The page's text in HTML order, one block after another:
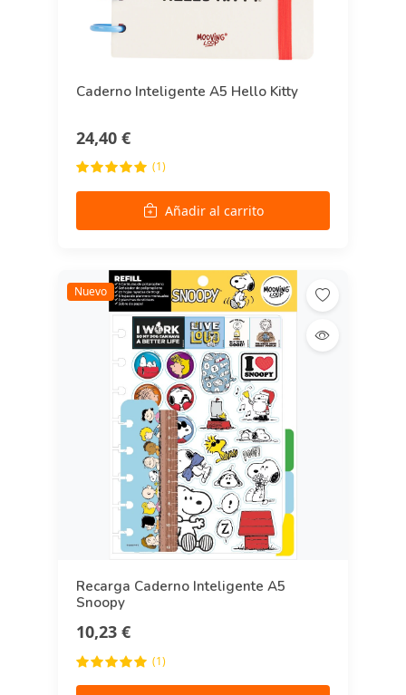
Caderno Inteligente A5 Hello Kitty
24,40 €
(1)
Añadir al carrito
Nuevo
Recarga Caderno Inteligente A5
Snoopy
10,23 €
(1)